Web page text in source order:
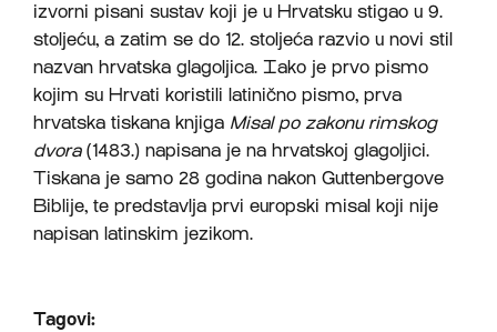
izvorni pisani sustav koji je u Hrvatsku stigao u 9.
stoljeću, a zatim se do 12. stoljeća razvio u novi stil
nazvan hrvatska glagoljica. Iako je prvo pismo
kojim su Hrvati koristili latinično pismo, prva
hrvatska tiskana knjiga Misal po zakonu rimskog
dvora(1483.) napisana je na hrvatskoj glagoljici.
Tiskana je samo 28 godina nakon Guttenbergove
Biblije, te predstavlja prvi europski misal koji nije
napisan latinskim jezikom.
Tagovi: